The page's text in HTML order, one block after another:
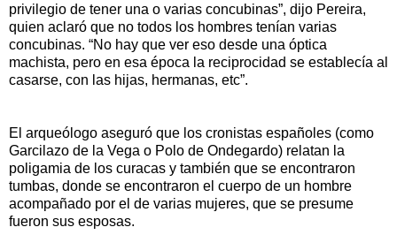
privilegio de tener una o varias concubinas”, dijo Pereira,
quien aclaró que no todos los hombres tenían varias
concubinas. “No hay que ver eso desde una óptica
machista, pero en esa época la reciprocidad se establecía al
casarse, con las hijas, hermanas, etc”.
El arqueólogo aseguró que los cronistas españoles (como
Garcilazo de la Vega o Polo de Ondegardo) relatan la
poligamia de los curacas y también que se encontraron
tumbas, donde se encontraron el cuerpo de un hombre
acompañado por el de varias mujeres, que se presume
fueron sus esposas.